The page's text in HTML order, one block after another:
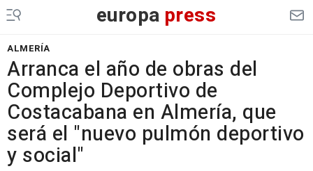
europa press
ALMERÍA
Arranca el año de obras del
Complejo Deportivo de
Costacabana en Almería, que
será el "nuevo pulmón deportivo
y social"